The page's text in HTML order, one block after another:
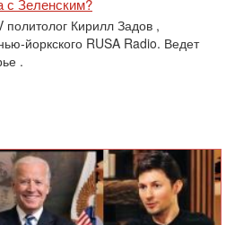
с Зеленским?
Кирилл Задов ,
йоркского RUSA Radio. Ведет
.